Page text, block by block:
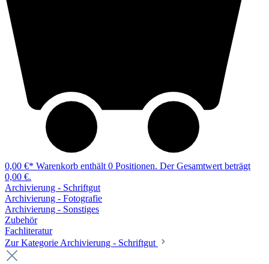
0,00 €* Warenkorb enthält 0 Positionen. Der Gesamtwert beträgt
0,00 €.
Archivierung - Schriftgut
Archivierung - Fotografie
Archivierung - Sonstiges
Zubehör
Fachliteratur
Zur Kategorie Archivierung - Schriftgut